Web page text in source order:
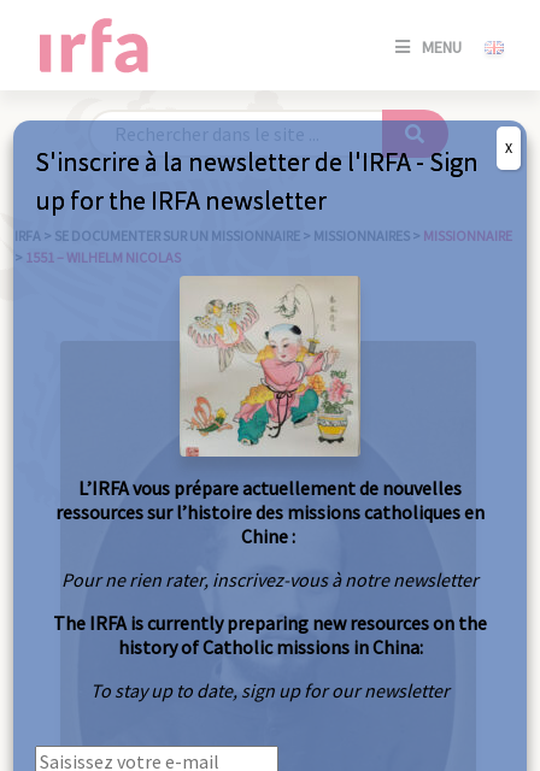
MENU
SE
/
IRFA > SE DOCUMENTER SUR UN MISSIONNAIRE > MISSIONNAIRES > MISSIONNAIRE
> 1551 – WILHELM NICOLAS
S'inscrire à la newsletter de l'IRFA - Sign
up for the IRFA newsletter
L’IRFA vous prépare actuellement de nouvelles
ressources sur l’histoire des missions catholiques en
Chine :
Pour ne rien rater, inscrivez-vous à notre newsletter
The IRFA is currently preparing new resources on the
history of Catholic missions in China:
To stay up to date, sign up for our newsletter
X